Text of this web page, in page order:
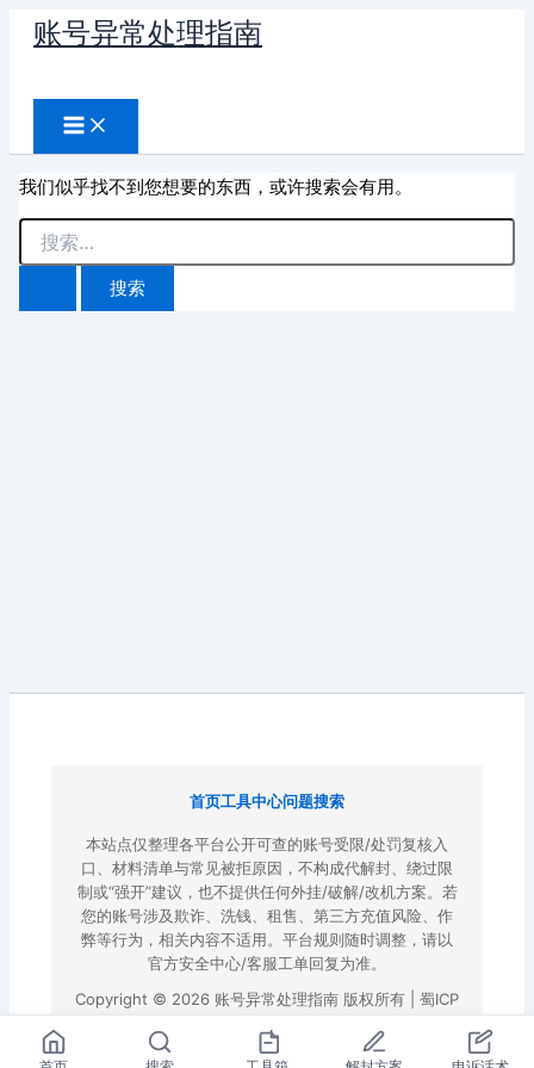
账号异常处理指南
索
我们似乎找不到您想要的东西，或许搜索会有用。
搜
索：
首页工具中心问题搜索
本站点仅整理各平台公开可查的账号受限/处罚复核入
口、材料清单与常见被拒原因，不构成代解封、绕过限
制或“强开”建议，也不提供任何外挂/破解/改机方案。若
您的账号涉及欺诈、洗钱、租售、第三方充值风险、作
弊等行为，相关内容不适用。平台规则随时调整，请以
官方安全中心/客服工单回复为准。
Copyright © 2026 账号异常处理指南 版权所有 | 蜀ICP